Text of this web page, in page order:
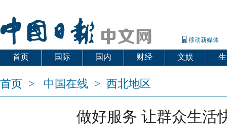
移动新媒体
首页 国际 国内 财经 文娱
首页 > 中国在线 > 西北地区
做好服务 让群众生活